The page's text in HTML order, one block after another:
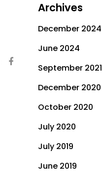
Archives
December 2024
June 2024
September 2021
December 2020
October 2020
July 2020
July 2019
June 2019